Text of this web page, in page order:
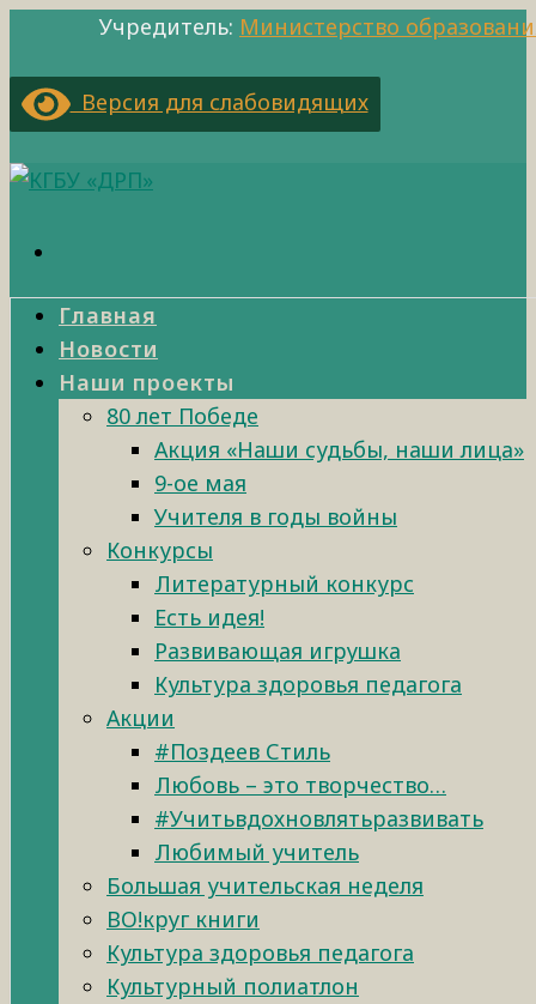
Учредитель: Министерство
Версия для слабовидящих
Главная
Новости
Наши проекты
80 лет Победе
Акция «Наши судьбы, наши лица»
9-ое мая
Учителя в годы войны
Конкурсы
Литературный конкурс
Есть идея!
Развивающая игрушка
Культура здоровья педагога
Акции
#Поздеев Стиль
Любовь – это творчество…
#Учитьвдохновлятьразвивать
Любимый учитель
Большая учительская неделя
ВО!круг книги
Культура здоровья педагога
Культурный полиатлон